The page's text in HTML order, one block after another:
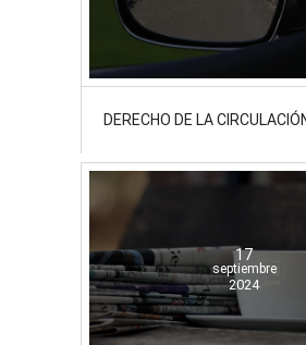
DERECHO DE LA
17
septiembre
2024